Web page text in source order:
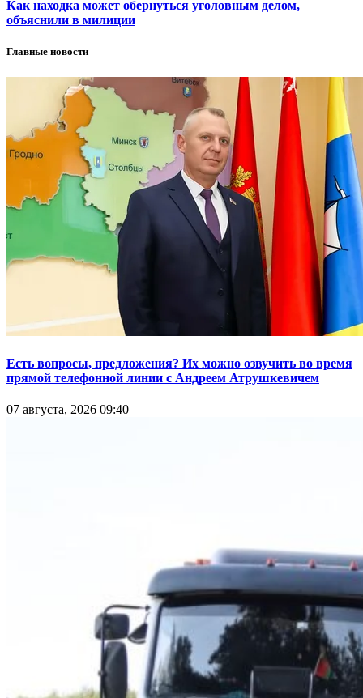
Как находка может обернуться уголовным делом,
объяснили в милиции
Главные новости
Есть вопросы, предложения? Их можно озвучить во время
прямой телефонной линии с Андреем Атрушкевичем
07 августа, 2026 09:40